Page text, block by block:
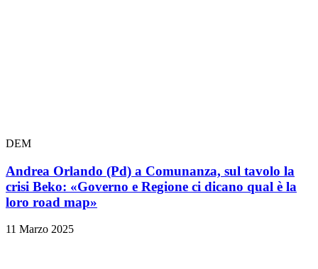
DEM
Andrea Orlando (Pd) a Comunanza, sul tavolo la
crisi Beko: «Governo e Regione ci dicano qual è la
loro road map»
11 Marzo 2025